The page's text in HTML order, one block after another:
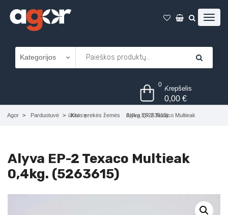
0 Krepšelis
0,00€
Agor Parduotuvė Kitos prekės žemės ūkiui Alyva EP-2 Texaco Multieak 0,4kg. (5263615)
Alyva EP-2 Texaco Multieak
0,4kg. (5263615)